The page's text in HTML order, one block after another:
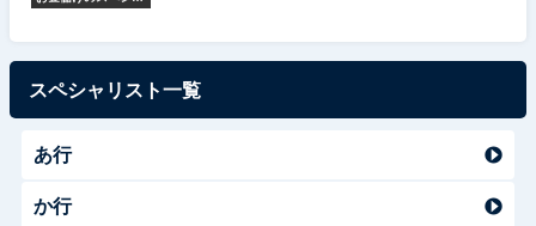
スペシャリスト一覧
あ行
か行